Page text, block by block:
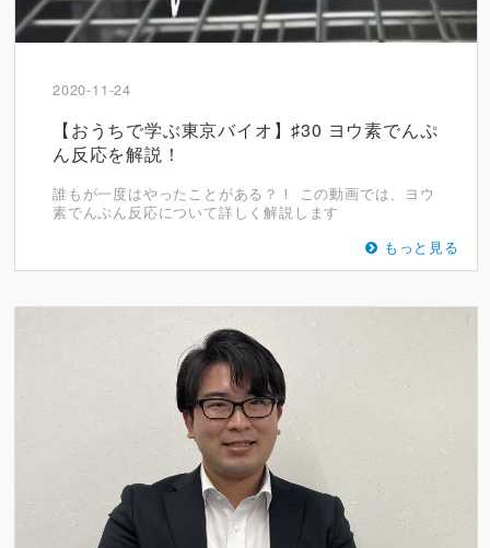
2020-11-24
【おうちで学ぶ東京バイオ】♯30 ヨウ素でんぷ
ん反応を解説！
誰もが一度はやったことがある？！ この動画では、ヨウ
素でんぷん反応について詳しく解説します
もっと見る